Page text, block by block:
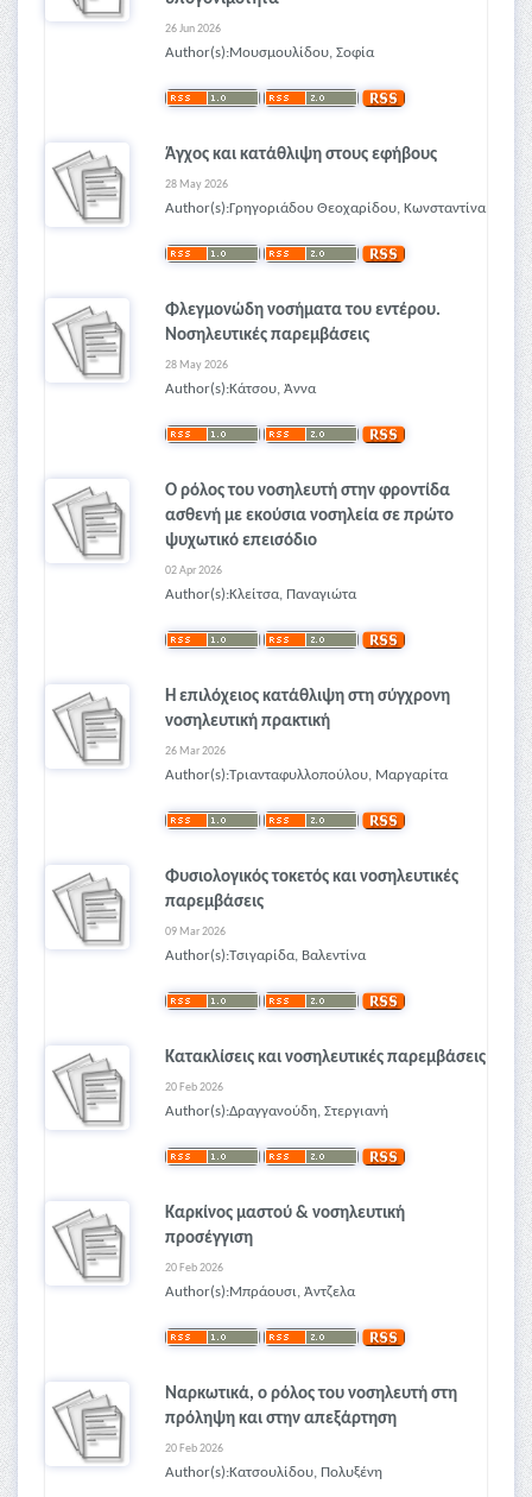
26 Jun 2026
Author(s):Μουσμουλίδου, Σοφία
Άγχος και κατάθλιψη στους εφήβους
28 May 2026
Author(s):Γρηγοριάδου Θεοχαρίδου, Κωνσταντίνα
Φλεγμονώδη νοσήματα του εντέρου.
Νοσηλευτικές παρεμβάσεις
28 May 2026
Author(s):Κάτσου, Άννα
Ο ρόλος του νοσηλευτή στην φροντίδα
ασθενή με εκούσια νοσηλεία σε πρώτο
ψυχωτικό επεισόδιο
02 Apr 2026
Author(s):Κλείτσα, Παναγιώτα
Η επιλόχειος κατάθλιψη στη σύγχρονη
νοσηλευτική πρακτική
26 Mar 2026
Author(s):Τριανταφυλλοπούλου, Μαργαρίτα
Φυσιολογικός τοκετός και νοσηλευτικές
παρεμβάσεις
09 Mar 2026
Author(s):Τσιγαρίδα, Βαλεντίνα
Κατακλίσεις και νοσηλευτικές παρεμβάσεις
20 Feb 2026
Author(s):Δραγγανούδη, Στεργιανή
Καρκίνος μαστού & νοσηλευτική
προσέγγιση
20 Feb 2026
Author(s):Μπράουσι, Άντζελα
Ναρκωτικά, ο ρόλος του νοσηλευτή στη
πρόληψη και στην απεξάρτηση
20 Feb 2026
Author(s):Κατσουλίδου, Πολυξένη